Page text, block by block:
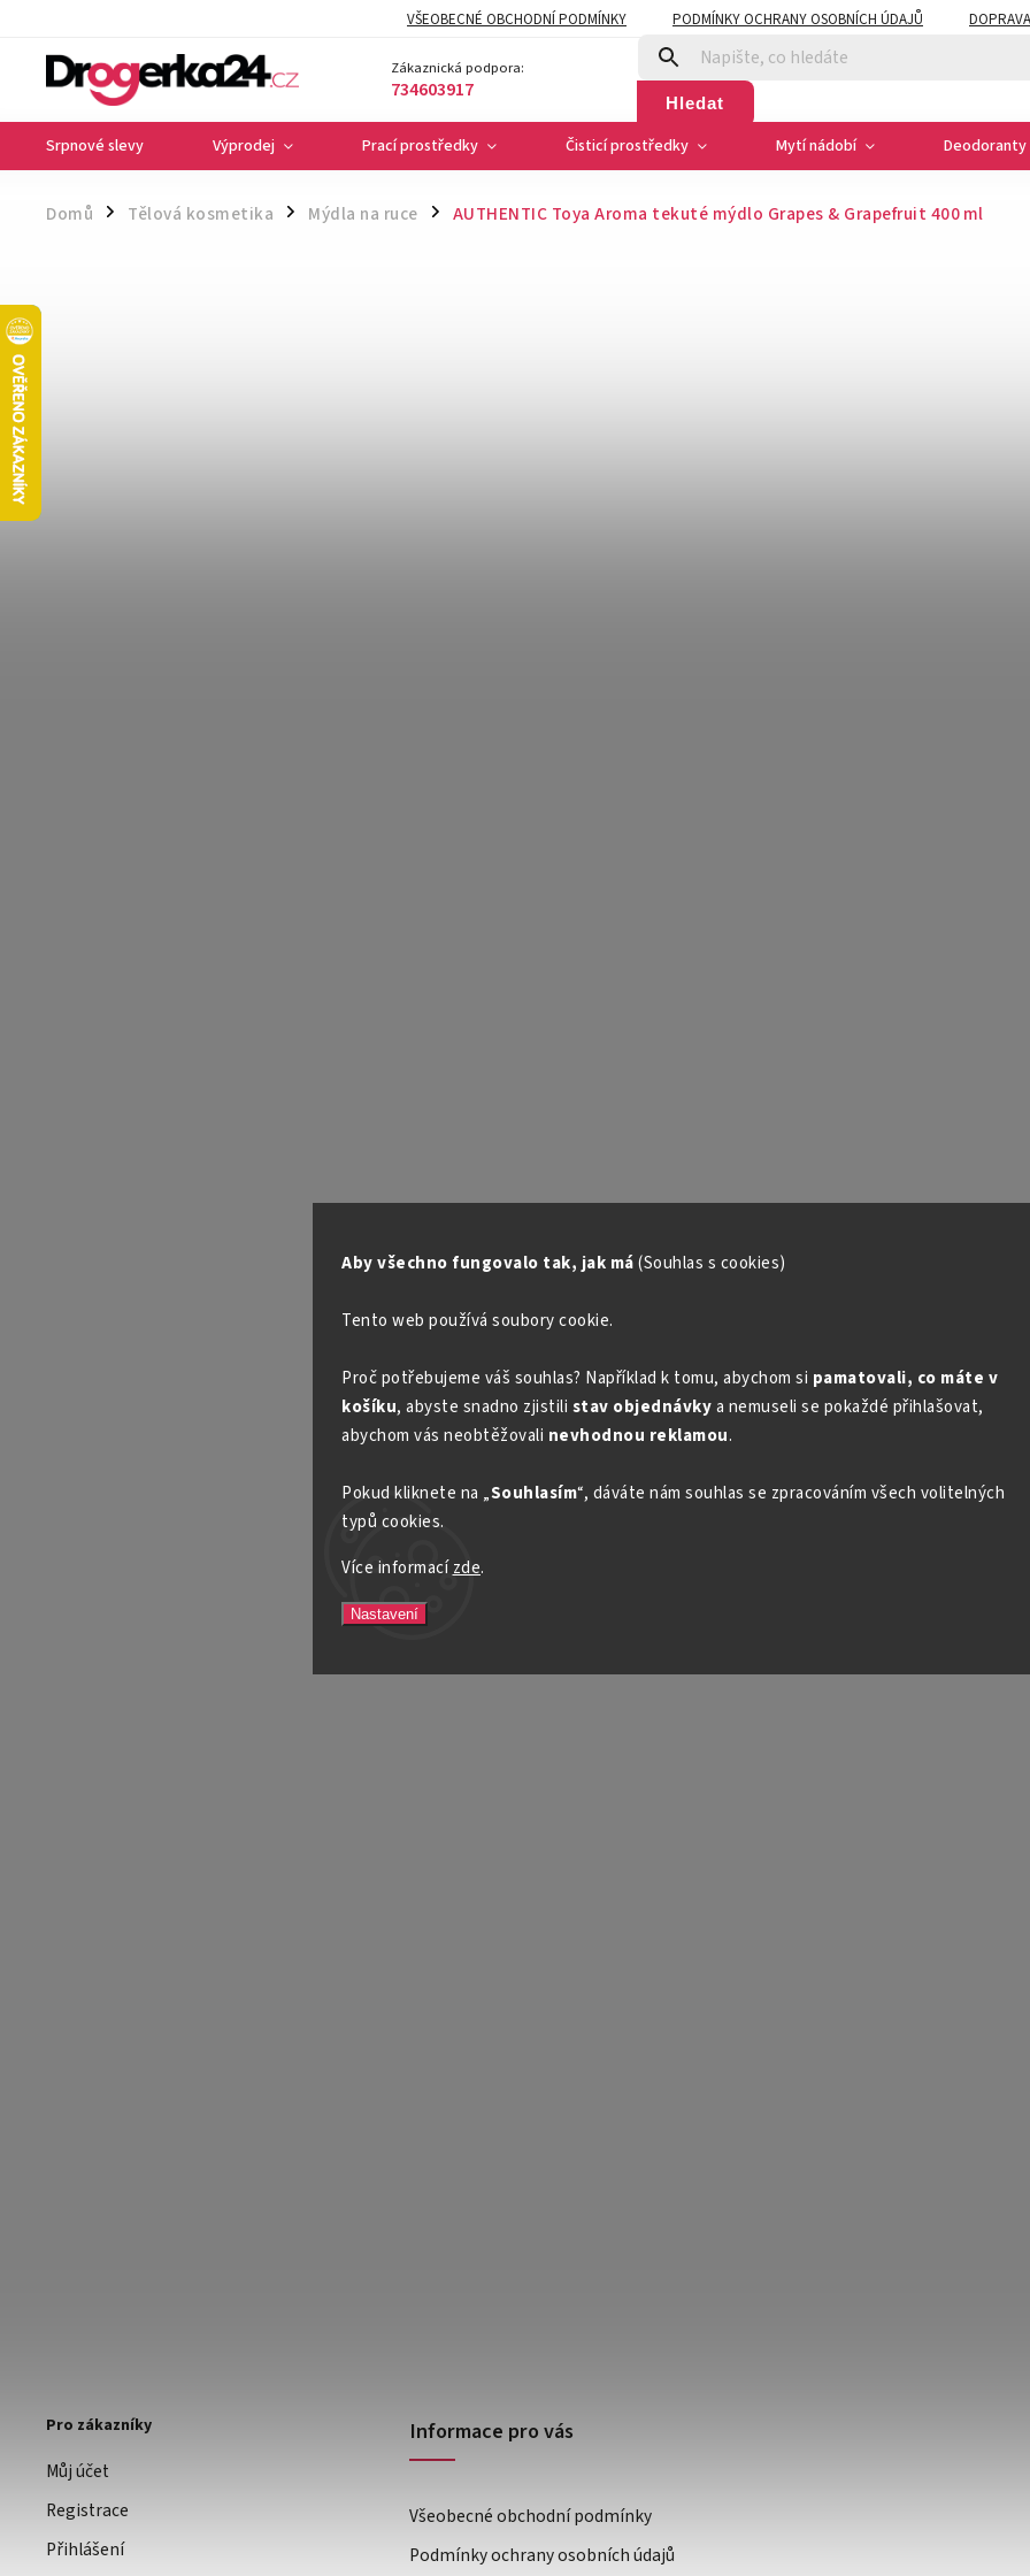
Aby všechno fungovalo tak, jak má(Souhlas s cookies)
Tento web používá soubory cookie.
Proč potřebujeme váš souhlas? Například k tomu, abychom si pamatovali, co máte v
košíku, abyste snadno zjistili stav objednávkya nemuseli se pokaždé přihlašovat,
abychom vás neobtěžovali nevhodnou reklamou.
Pokud kliknete na „Souhlasím“, dáváte nám souhlas se zpracováním všech volitelných
typů cookies.
Více informacízde.
Nastavení
VŠEOBECNÉ OBCHODNÍ PODMÍNKY PODMÍNKY OCHRANY OSOBNÍCH ÚDAJŮ
Zákaznická podpora:
734603917 Hledat
Srpnové slevy Výprodej Prací prostředky Čisticí prostředky Mytí nádobí
Domů / Tělová kosmetika / Mýdla na ruce / AUTHENTIC Toya Aroma tekuté mýdlo Grapes & Grapefruit 400 ml
Pro zákazníky
Můj účet
Registrace
Přihlášení
Informace pro vás
Všeobecné obchodní podmínky
Podmínky ochrany osobních údajů